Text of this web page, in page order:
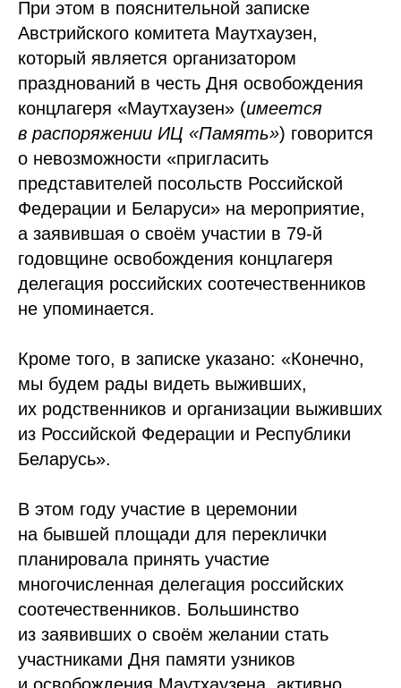
При этом в пояснительной записке
Австрийского комитета Маутхаузен,
который является организатором
празднований в честь Дня освобождения
концлагеря «Маутхаузен» (имеется
в распоряжении ИЦ «Память») говорится
о невозможности «пригласить
представителей посольств Российской
Федерации и Беларуси» на мероприятие,
а заявившая о своём участии в 79-й
годовщине освобождения концлагеря
делегация российских соотечественников
не упоминается.
Кроме того, в записке указано: «Конечно,
мы будем рады видеть выживших,
их родственников и организации выживших
из Российской Федерации и Республики
Беларусь».
В этом году участие в церемонии
на бывшей площади для переклички
планировала принять участие
многочисленная делегация российских
соотечественников. Большинство
из заявивших о своём желании стать
участниками Дня памяти узников